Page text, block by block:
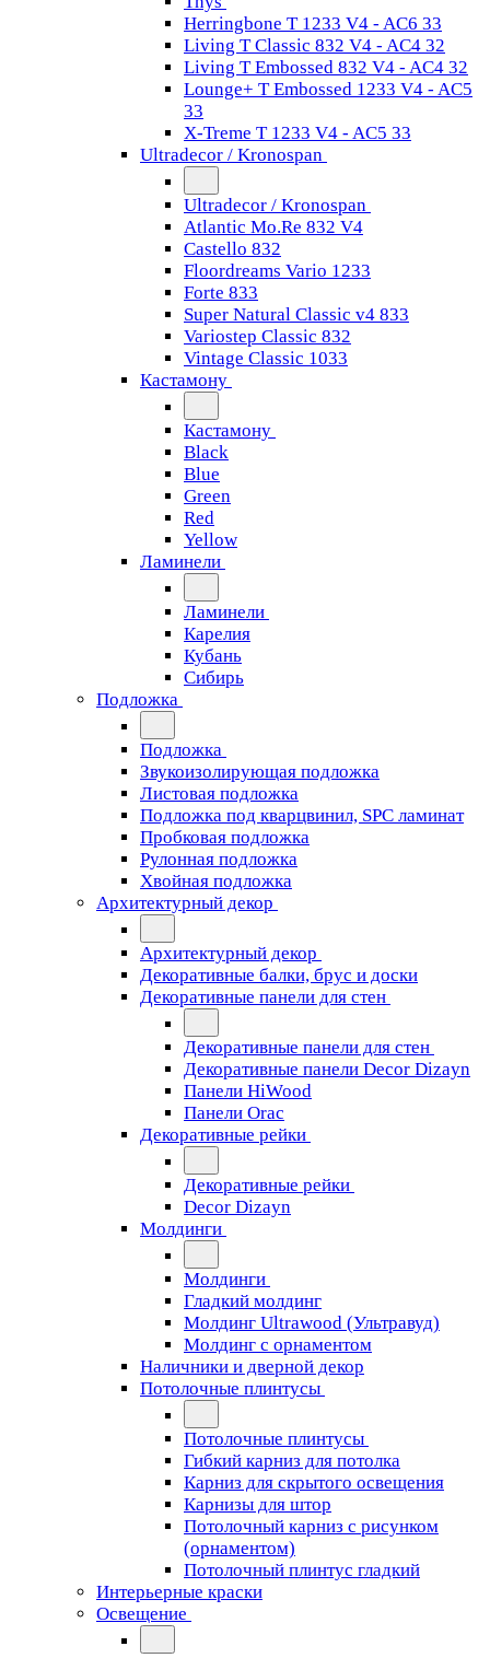
Herringbone T 1233 V4 - AC6 33
Living T Classic 832 V4 - AC4 32
Living T Embossed 832 V4 - AC4 32
Lounge+ T Embossed 1233 V4 - AC5
33
X-Treme T 1233 V4 - AC5 33
Ultradecor / Kronospan
Ultradecor / Kronospan
Atlantic Mo.Re 832 V4
Castello 832
Floordreams Vario 1233
Forte 833
Super Natural Classic v4 833
Variostep Classic 832
Vintage Classic 1033
Кастамону
Кастамону
Black
Blue
Green
Red
Yellow
Ламинели
Ламинели
Карелия
Кубань
Сибирь
Подложка
Подложка
Звукоизолирующая подложка
Листовая подложка
Подложка под кварцвинил, SPC ламинат
Пробковая подложка
Рулонная подложка
Хвойная подложка
Архитектурный декор
Архитектурный декор
Декоративные балки, брус и доски
Декоративные панели для стен
Декоративные панели для стен
Декоративные панели Decor Dizayn
Панели HiWood
Панели Orac
Декоративные рейки
Декоративные рейки
Decor Dizayn
Молдинги
Молдинги
Гладкий молдинг
Молдинг Ultrawood (Ультравуд)
Молдинг с орнаментом
Наличники и дверной декор
Потолочные плинтусы
Потолочные плинтусы
Гибкий карниз для потолка
Карниз для скрытого освещения
Карнизы для штор
Потолочный карниз с рисунком
(орнаментом)
Потолочный плинтус гладкий
Интерьерные краски
Освещение